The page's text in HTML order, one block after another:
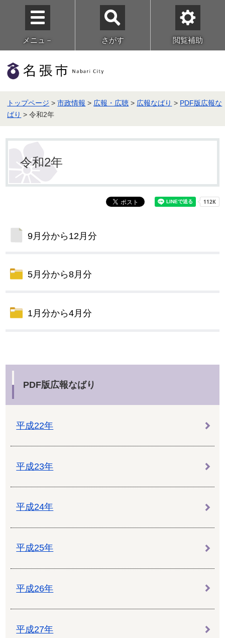
メニュ－ さがす 閲覧補助
トップページ >市政情報 > 広報・広聴 > 広報なばり > PDF版広報な
ばり > 令和2年
令和2年
9月分から12月分
5月分から8月分
1月分から4月分
PDF版広報なばり
平成22年
平成23年
平成24年
平成25年
平成26年
平成27年